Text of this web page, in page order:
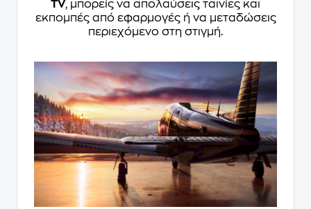
TV, μπορείς να απολαύσεις ταινίες και
εκπομπές από εφαρμογές ή να μεταδώσεις
περιεχόμενο στη στιγμή.